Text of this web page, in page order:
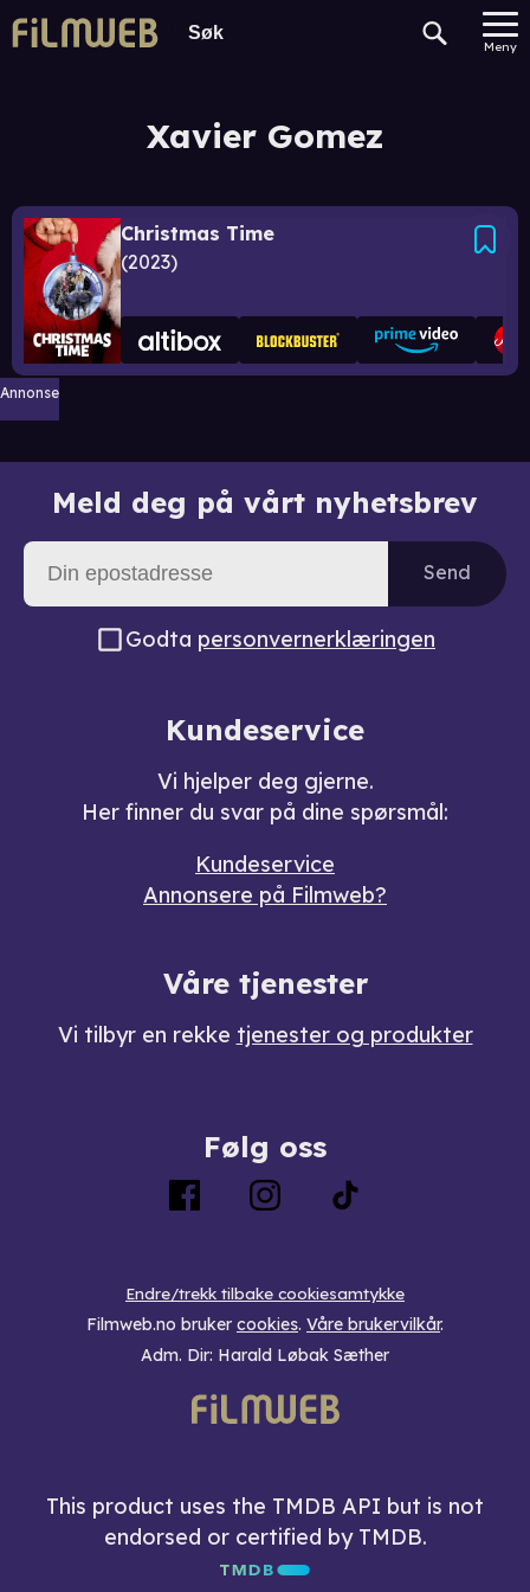
Meny
Xavier Gomez
Christmas Time
2023
Annonse
Meld deg på vårt nyhetsbrev
Send
Godta personvernerklæringen
Kundeservice
Vi hjelper deg gjerne.
Her finner du svar på dine spørsmål:
Kundeservice
Annonsere på Filmweb?
Våre tjenester
Vi tilbyr en rekke tjenester og produkter
Følg oss
Endre/trekk tilbake cookiesamtykke
Filmweb.no bruker cookies. Våre brukervilkår.
Adm. Dir: Harald Løbak Sæther
This product uses the TMDB API but is not
endorsed or certified by TMDB.